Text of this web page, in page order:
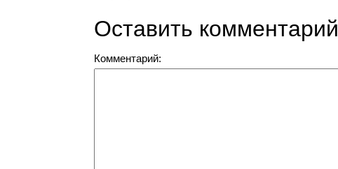
Оставить комментарий
Комментарий: